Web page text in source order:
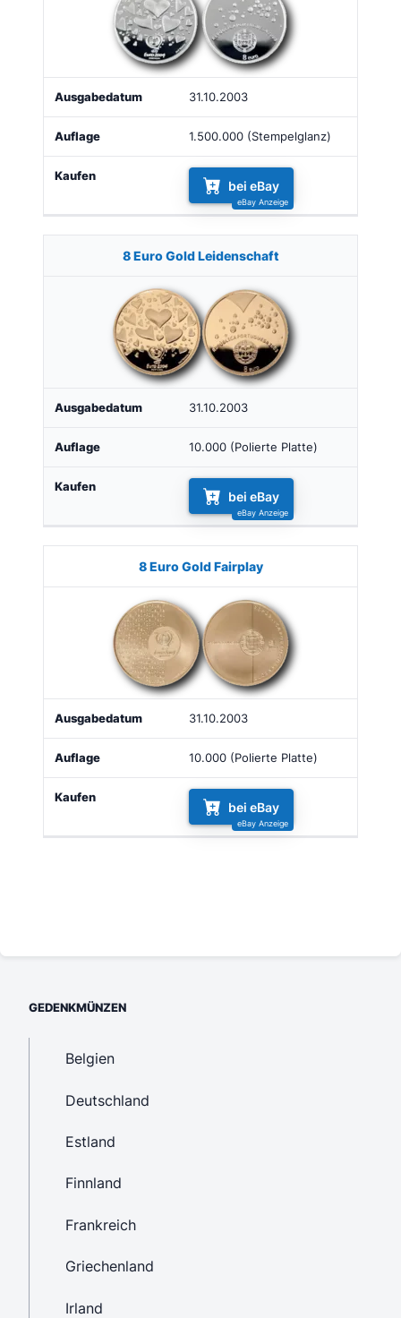
31.10.2003
1.500.000 (Stempelglanz)
bei eBay
8 Euro Gold Leidenschaft
31.10.2003
10.000 (Polierte Platte)
bei eBay
8 Euro Gold Fairplay
31.10.2003
10.000 (Polierte Platte)
bei eBay
GEDENKMÜNZEN
Belgien
Deutschland
Estland
Finnland
Frankreich
Griechenland
Irland